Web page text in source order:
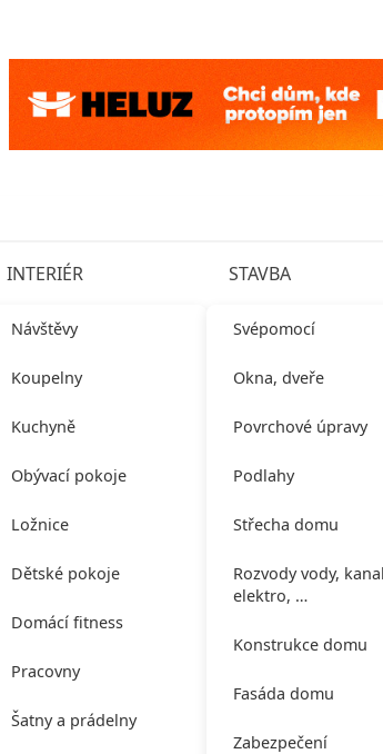
INTERIÉR
Návštěvy
Koupelny
Kuchyně
Obývací pokoje
Ložnice
Dětské pokoje
Domácí fitness
Pracovny
Šatny a prádelny
STAVBA
Svépomocí
Okna, dveře
Povrchové úpravy
Podlahy
Střecha domu
Rozvody vody,
elektro, …
Konstrukce domu
Fasáda domu
Zabezpečení